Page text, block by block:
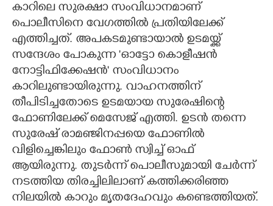
കാറിലെ സുരക്ഷാ സംവിധാനമാണ്
പൊലീസിനെ വേഗത്തിൽ പ്രതിയിലേക്ക്
എത്തിച്ചത്. അപകടമുണ്ടായാൽ ഉടമയ്ക്ക്
സന്ദേശം പോകുന്ന 'ഓട്ടോ കൊളീഷൻ
നോട്ടിഫിക്കേഷൻ' സംവിധാനം
കാറിലുണ്ടായിരുന്നു. വാഹനത്തിന്
തീപിടിച്ചതോടെ ഉടമയായ സുരേഷിന്റെ
ഫോണിലേക്ക് മെസേജ് എത്തി. ഉടൻ തന്നെ
സുരേഷ് രാമഞ്ജിനപ്പയെ ഫോണിൽ
വിളിച്ചെങ്കിലും ഫോൺ സ്വിച്ച് ഓഫ്
ആയിരുന്നു. തുടർന്ന് പൊലീസുമായി ചേർന്ന്
നടത്തിയ തിരച്ചിലിലാണ് കത്തിക്കരിഞ്ഞ
നിലയിൽ കാറും മൃതദേഹവും കണ്ടെത്തിയത്.